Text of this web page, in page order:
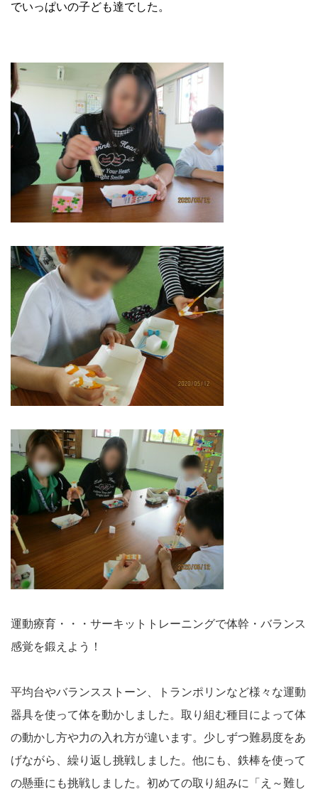
でいっぱいの子ども達でした。
運動療育・・・サーキットトレーニングで体幹・バランス
感覚を鍛えよう！
平均台やバランスストーン、トランポリンなど様々な運動
器具を使って体を動かしました。取り組む種目によって体
の動かし方や力の入れ方が違います。少しずつ難易度をあ
げながら、繰り返し挑戦しました。他にも、鉄棒を使って
の懸垂にも挑戦しました。初めての取り組みに「え～難し